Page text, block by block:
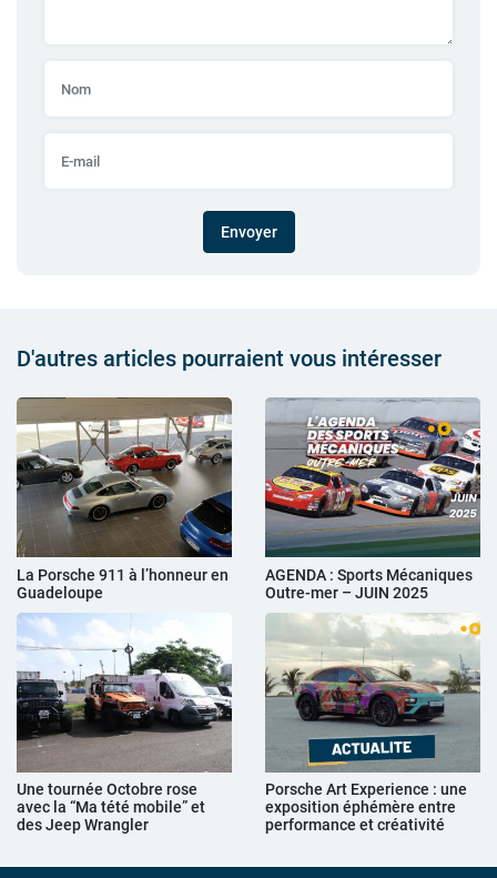
Envoyer
D'autres articles pourraient vous intéresser
La Porsche 911 à l’honneur en
Guadeloupe
AGENDA : Sports Mécaniques
Outre-mer – JUIN 2025
Une tournée Octobre rose
avec la “Ma tété mobile” et
des Jeep Wrangler
Porsche Art Experience : une
exposition éphémère entre
performance et créativité